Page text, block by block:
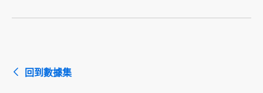
回到數據集